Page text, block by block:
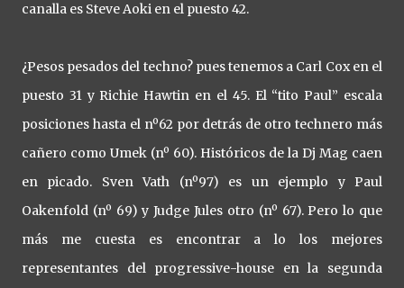
canalla es Steve Aoki en el puesto 42.
¿Pesos pesados del techno? pues tenemos a Carl Cox en el
puesto 31 y Richie Hawtin en el 45. El “tito Paul” escala
posiciones hasta el nº62 por detrás de otro technero más
cañero como Umek (nº 60). Históricos de la Dj Mag caen
en picado. Sven Vath (nº97) es un ejemplo y Paul
Oakenfold (nº 69) y Judge Jules otro (nº 67). Pero lo que
más me cuesta es encontrar a lo los mejores
representantes del progressive-house en la segunda